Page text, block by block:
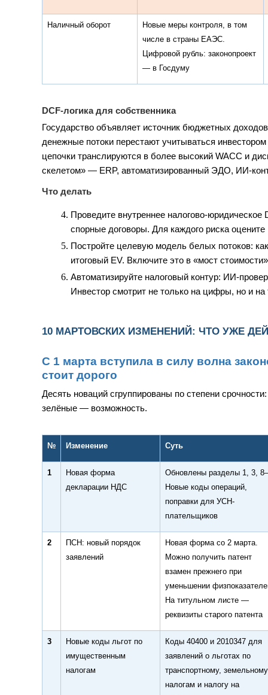
Наличный оборот
Новые меры контроля, в том
числе в страны ЕАЭС.
Цифровой рубль: законопроект
— в Госдуму
DCF-логика для собственника
Государство объявляет источник бюджетных
денежные потоки перестают учитываться
цепочки транслируются в более высокий WACC и
скелетом» — ERP, автоматизированный ЭДО, ИИ-
Что делать
Проведите внутреннее налогово-
спорные договоры. Для каждого риска
Постройте целевую модель белых потоков:
итоговый EV. Включите это в «мост
Автоматизируйте налоговый контур: ИИ-
Инвестор смотрит не только на цифры, но и
10 МАРТОВСКИХ ИЗМЕНЕНИЙ: ЧТО УЖЕ
С 1 марта вступила в силу волна
стоит дорого
Десять новаций сгруппированы по степени
зелёные — возможность.
№ Изменение Суть
1
Новая форма
декларации НДС
Обновлены разделы 1, 3,
Новые коды операций,
поправки для УСН-
плательщиков
2
ПСН: новый порядок
заявлений
Новая форма со 2 марта.
Можно получить патент
взамен прежнего при
уменьшении
На титульном листе —
реквизиты старого патента
3
Новые коды льгот по
имущественным
налогам
Коды 40400 и 2010347 для
заявлений о льготах по
транспортному, земельному
налогам и налогу на